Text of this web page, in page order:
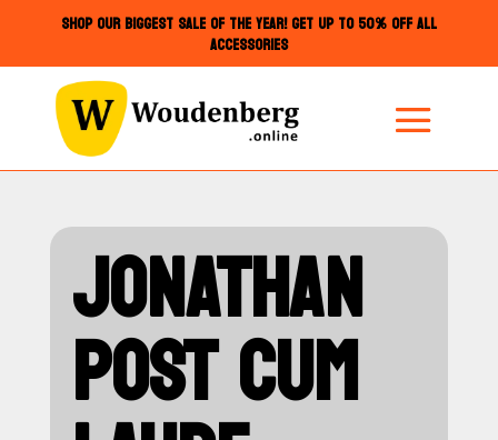
SHOP OUR BIGGEST SALE OF THE YEAR! GET UP TO 50% OFF ALL
ACCESSORIES
JONATHAN
POST CUM